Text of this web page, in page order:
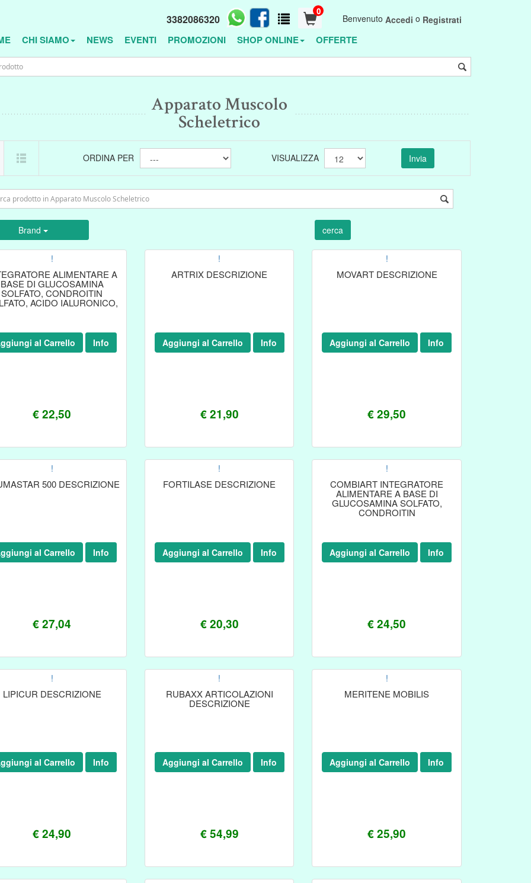
Benvenuto Accedi o Registrati
0
3382086320
CHI SIAMO NEWS EVENTI PROMOZIONI SHOP ONLINE OFFERTE
Apparato Muscolo
Scheletrico
ORDINA PER VISUALIZZA
Brand
!
ALIMENTARE A
BASE DI GLUCOSAMINA
SOLFATO, CONDROITIN
ACIDO IALURONICO,
PLUS 20 BUSTE
€ 22,50
al Carrello Info
!
ARTRIX DESCRIZIONE
€ 21,90
Aggiungi al Carrello Info
!
MOVART DESCRIZIONE
€ 29,50
Aggiungi al Carrello Info
!
500 DESCRIZIONE
€ 27,04
al Carrello Info
!
FORTILASE DESCRIZIONE
€ 20,30
Aggiungi al Carrello Info
!
COMBIART INTEGRATORE
ALIMENTARE A BASE DI
GLUCOSAMINA SOLFATO,
CONDROITIN
€ 24,50
Aggiungi al Carrello Info
!
LIPICUR DESCRIZIONE
€ 24,90
al Carrello Info
!
RUBAXX ARTICOLAZIONI
DESCRIZIONE
€ 54,99
Aggiungi al Carrello Info
!
MERITENE MOBILIS
€ 25,90
Aggiungi al Carrello Info